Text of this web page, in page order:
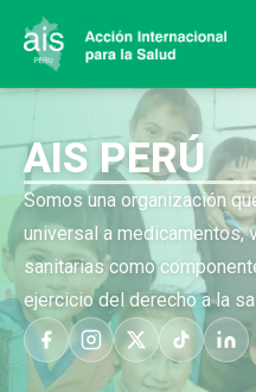
AIS PERÚ
Somos una organización
universal a medicamentos,
sanitarias como
ejercicio del derecho a la